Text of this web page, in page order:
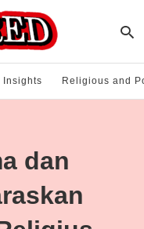
Religious and
dan